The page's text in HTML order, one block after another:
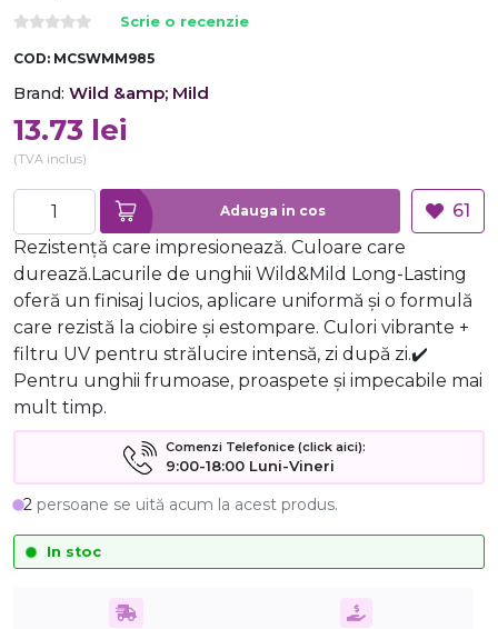
Scrie o recenzie
COD: MCSWMM985
Brand: Wild &amp; Mild
13.73 lei
(TVA inclus)
Adauga in cos
61
Rezistență care impresionează. Culoare care
durează.Lacurile de unghii Wild&Mild Long-Lasting
oferă un finisaj lucios, aplicare uniformă și o formulă
care rezistă la ciobire și estompare. Culori vibrante +
filtru UV pentru strălucire intensă, zi după zi.✔️
Pentru unghii frumoase, proaspete și impecabile mai
mult timp.
Comenzi Telefonice (click aici):
9:00-18:00 Luni-Vineri
2 persoane se uită acum la acest produs.
In stoc